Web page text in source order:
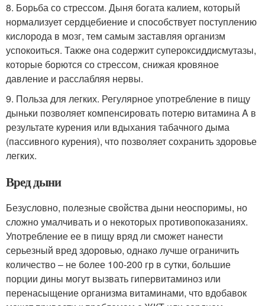
8. Борьба со стрессом. Дыня богата калием, который
нормализует сердцебиение и способствует поступлению
кислорода в мозг, тем самым заставляя организм
успокоиться. Также она содержит супероксиддисмутазы,
которые борются со стрессом, снижая кровяное
давление и расслабляя нервы.
9. Польза для легких. Регулярное употребление в пищу
дыньки позволяет компенсировать потерю витамина A в
результате курения или вдыхания табачного дыма
(пассивного курения), что позволяет сохранить здоровье
легких.
Вред дыни
Безусловно, полезные свойства дыни неоспоримы, но
сложно умалчивать и о некоторых противопоказаниях.
Употребление ее в пищу вряд ли сможет нанести
серьезный вред здоровью, однако лучше ограничить
количество – не более 100-200 гр в сутки, большие
порции дины могут вызвать гипервитаминоз или
перенасыщение организма витаминами, что вдобавок